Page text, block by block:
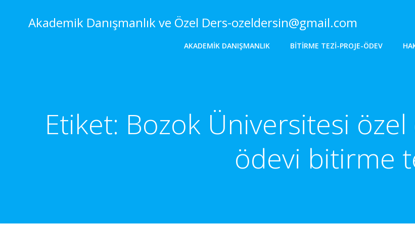
Akademik Danışmanlık ve Özel Ders-ozeldersin@gmail.com
AKADEMIK DANIŞMANLIK BITIRME TEZI-PROJE-ÖDEV
Etiket: Bozok Üniversitesi
ödevi bitirme